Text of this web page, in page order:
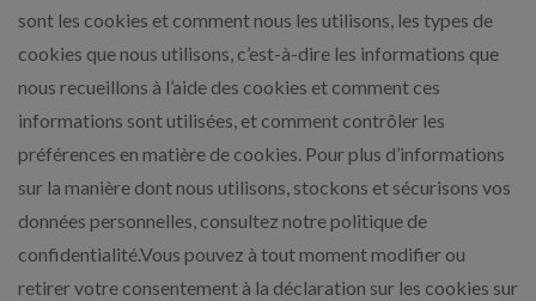
sont les cookies et comment nous les utilisons, les types de
cookies que nous utilisons, c’est-à-dire les informations que
nous recueillons à l’aide des cookies et comment ces
informations sont utilisées, et comment contrôler les
préférences en matière de cookies. Pour plus d’informations
sur la manière dont nous utilisons, stockons et sécurisons vos
données personnelles, consultez notre politique de
confidentialité.Vous pouvez à tout moment modifier ou
retirer votre consentement à la déclaration sur les cookies sur